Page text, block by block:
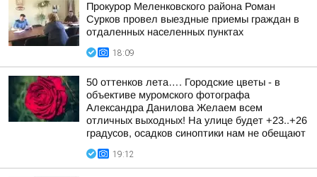
Прокурор Меленковского района Роман
Сурков провел выездные приемы граждан в
отдаленных населенных пунктах
18:09
50 оттенков лета…. Городские цветы - в
объективе муромского фотографа
Александра Данилова Желаем всем
отличных выходных! На улице будет +23..+26
градусов, осадков синоптики нам не обещают
19:12